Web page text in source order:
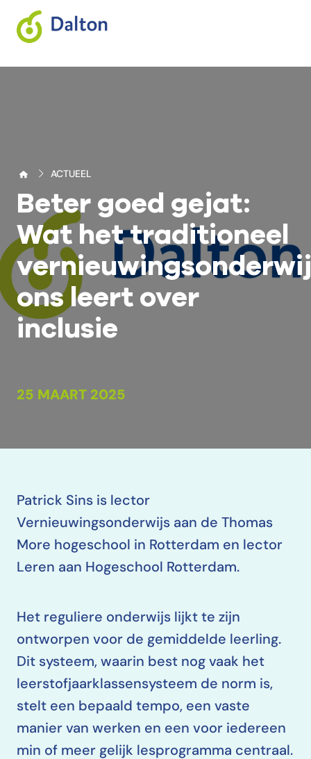
ACTUEEL
Beter goed gejat:
Wat het traditioneel
ons leert over
inclusie
25 MAART 2025
Patrick Sins is lector
Vernieuwingsonderwijs aan de Thomas
More hogeschool in Rotterdam en lector
Leren aan Hogeschool Rotterdam.
Het reguliere onderwijs lijkt te zijn
ontworpen voor de gemiddelde leerling.
Dit systeem, waarin best nog vaak het
leerstofjaarklassensysteem de norm is,
stelt een bepaald tempo, een vaste
manier van werken en een voor iedereen
min of meer gelijk lesprogramma centraal.